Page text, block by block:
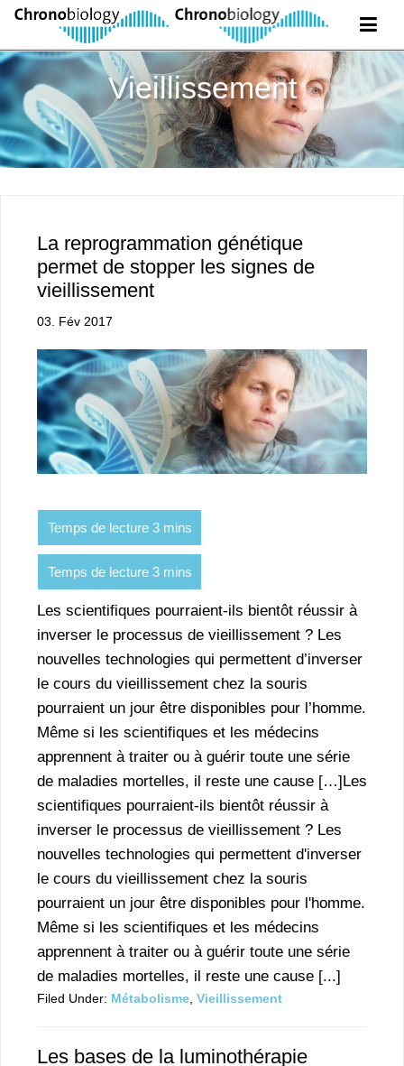
Vieillissement
La reprogrammation génétique
permet de stopper les signes de
vieillissement
03. Fév 2017
Les scientifiques pourraient-ils bientôt réussir à
inverser le processus de vieillissement ? Les
nouvelles technologies qui permettent d’inverser
le cours du vieillissement chez la souris
pourraient un jour être disponibles pour l’homme.
Même si les scientifiques et les médecins
apprennent à traiter ou à guérir toute une série
de maladies mortelles, il reste une cause […]Les
scientifiques pourraient-ils bientôt réussir à
inverser le processus de vieillissement ? Les
nouvelles technologies qui permettent d'inverser
le cours du vieillissement chez la souris
pourraient un jour être disponibles pour l'homme.
Même si les scientifiques et les médecins
apprennent à traiter ou à guérir toute une série
de maladies mortelles, il reste une cause [...]
Filed Under: Métabolisme Vieillissement
Les bases de la luminothérapie